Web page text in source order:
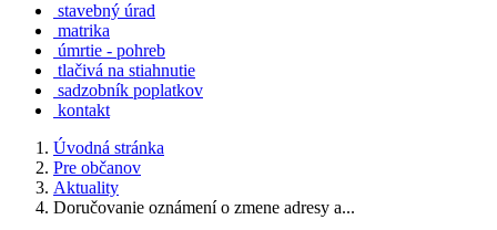
stavebný úrad
matrika
úmrtie - pohreb
tlačivá na stiahnutie
sadzobník poplatkov
kontakt
Úvodná stránka
Pre občanov
Aktuality
Doručovanie oznámení o zmene adresy a...